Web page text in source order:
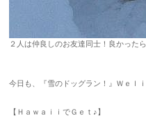
２人は仲良しのお友達同士！良かった
今日も、『雪のドッグラン！』Ｗｅｌ
【ＨａｗａｉｉでＧｅｔ♪】